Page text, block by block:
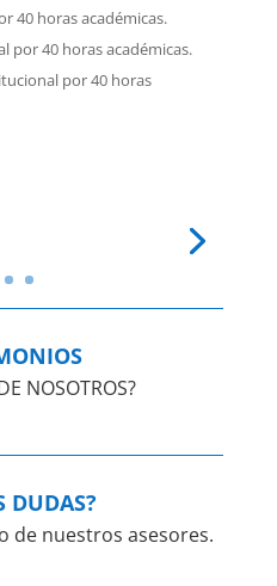
40 horas académicas.
por 40 horas académicas.
por 40 horas
NOSOTROS?
DUDAS?
de nuestros asesores.